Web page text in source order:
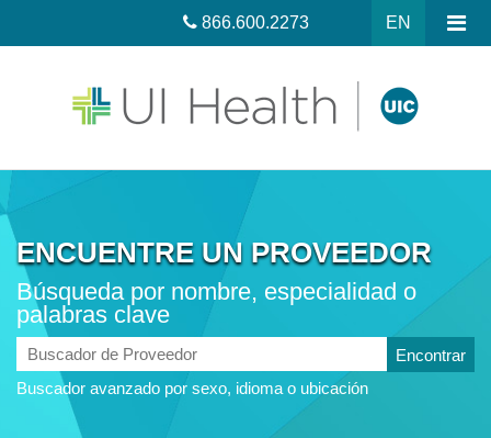
EN
866.600.2273
ENCUENTRE UN PROVEEDOR
Búsqueda por nombre, especialidad o
palabras clave
Buscador
de
Proveedor
Buscador avanzado por sexo, idioma o ubicación